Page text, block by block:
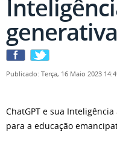
generativa
Publicado: Terça, 16 Maio 2023
ChatGPT e sua
para a educação